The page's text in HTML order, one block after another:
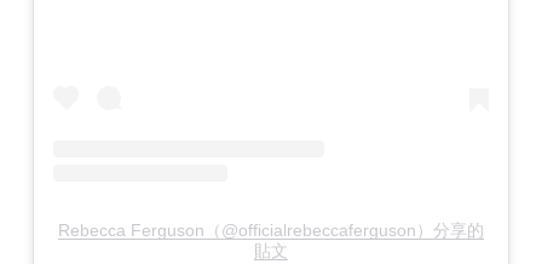
Rebecca Ferguson（@officialrebeccaferguson）分享的
貼文